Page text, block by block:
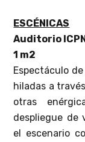
ESCÉNICAS
Auditorio
1 m2
Espectáculo
hiladas a
otras
despliegue de
el escenario